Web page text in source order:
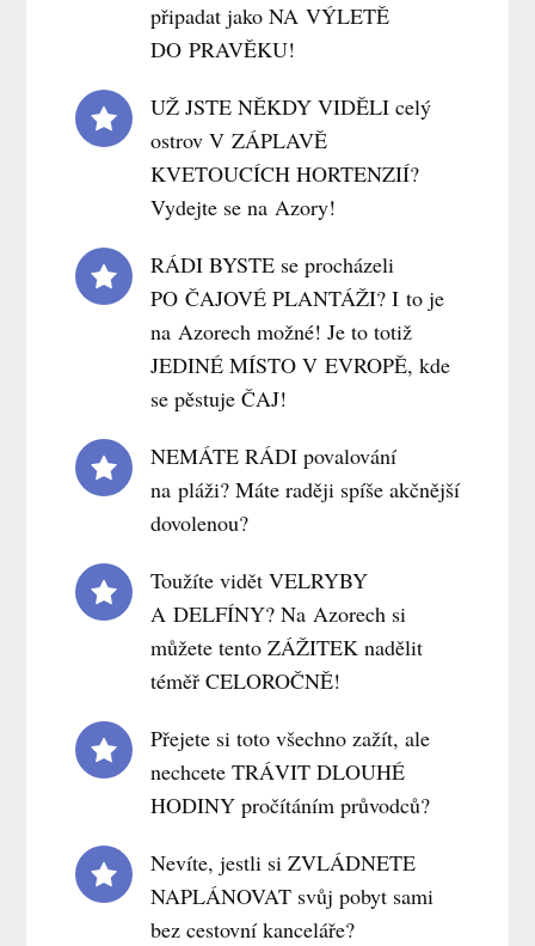
připadat jako NA VÝLETĚ
DO PRAVĚKU!
UŽ JSTE NĚKDY VIDĚLI celý
ostrov V ZÁPLAVĚ
KVETOUCÍCH HORTENZIÍ?
Vydejte se na Azory!
RÁDI BYSTE se procházeli
PO ČAJOVÉ PLANTÁŽI? I to je
na Azorech možné! Je to totiž
JEDINÉ MÍSTO V EVROPĚ, kde
se pěstuje ČAJ!
NEMÁTE RÁDI povalování
na pláži? Máte raději spíše akčnější
dovolenou?
Toužíte vidět VELRYBY
A DELFÍNY? Na Azorech si
můžete tento ZÁŽITEK nadělit
téměř CELOROČNĚ!
Přejete si toto všechno zažít, ale
nechcete TRÁVIT DLOUHÉ
HODINY pročítáním průvodců?
Nevíte, jestli si ZVLÁDNETE
NAPLÁNOVAT svůj pobyt sami
bez cestovní kanceláře?